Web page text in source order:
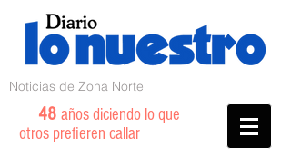
Noticias de Zona Norte
48 años diciendo lo que
otros prefieren callar